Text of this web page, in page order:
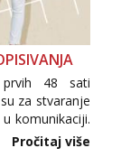
48 sati
za stvaranje
komunikaciji.
ili intimnih
Pročitaj više